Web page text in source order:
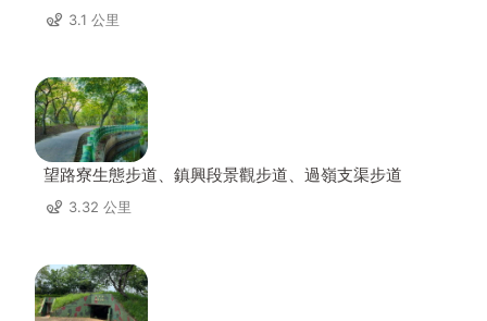
3.1 公里
望路寮生態步道、鎮興段景觀步道、過嶺支渠步道
3.32 公里